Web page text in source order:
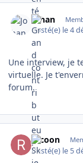
Johan
Posté(e) le 4
comment_2518
Author stats
Une interview, je
virtuelle. Je
forum.
racoon
Posté(e) le 5
comment_2550
Author stats